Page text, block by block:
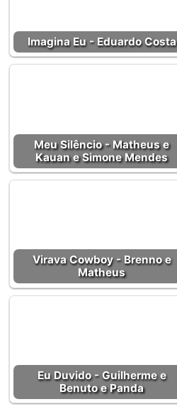
Imagina Eu - Eduardo Costa
Meu Silêncio - Matheus e
Kauan e Simone Mendes
Virava Cowboy - Brenno e
Matheus
Eu Duvido - Guilherme e
Benuto e Panda